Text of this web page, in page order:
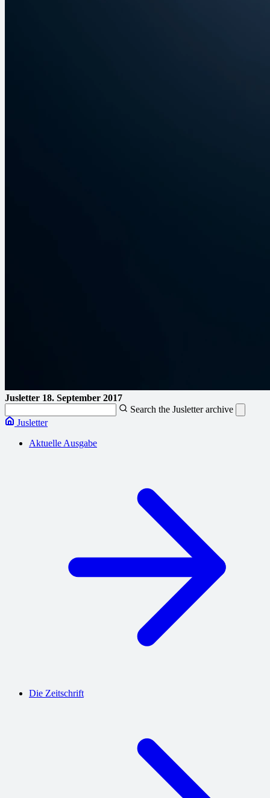
Jusletter 18. September 2017
Search the Jusletter archive
Jusletter
Aktuelle Ausgabe
Die Zeitschrift